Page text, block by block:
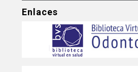
Enlaces